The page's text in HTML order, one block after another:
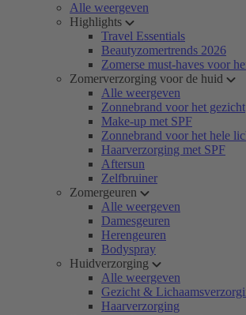
Alle weergeven
Highlights
Travel Essentials
Beautyzomertrends 2026
Zomerse must-haves voor
Zomerverzorging voor de huid
Alle weergeven
Zonnebrand voor het gezicht
Make-up met SPF
Zonnebrand voor het hele
Haarverzorging met SPF
Aftersun
Zelfbruiner
Zomergeuren
Alle weergeven
Damesgeuren
Herengeuren
Bodyspray
Huidverzorging
Alle weergeven
Gezicht &
Haarverzorging